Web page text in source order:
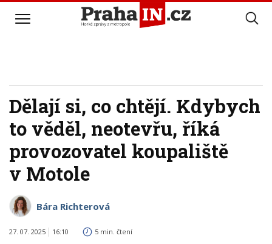
Dělají si, co chtějí. Kdybych
to věděl, neotevřu, říká
provozovatel koupaliště
v Motole
Bára Richterová
27. 07. 2025 16:10 5 min. čtení